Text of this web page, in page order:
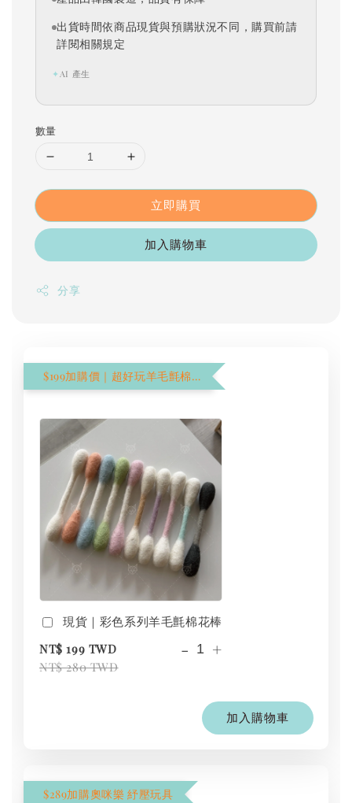
出貨時間依商品現貨與預購狀況不同，購買前請
詳閱相關規定
✦ AI 產生
數量
立即購買
加入購物車
分享
$199加購價｜超好玩羊毛氈棉花棒
現貨｜彩色系列羊毛氈棉花棒
NT$ 199 TWD
NT$ 280 TWD
- +
加入購物車
$289加購奧咪樂 紓壓玩具